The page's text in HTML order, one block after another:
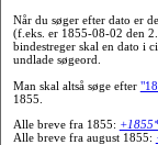
Når du søger efter dato er
(f.eks. er 1855-08-02 den
bindestreger skal en dato i
undlade søgeord.
Man skal altså søge efter
1855.
Alle breve fra 1855:
Alle breve fra august 1855: